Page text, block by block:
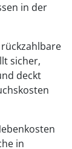
in der
sicher,
deckt
in